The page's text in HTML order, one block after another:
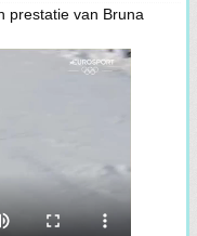
prestatie van Bruna